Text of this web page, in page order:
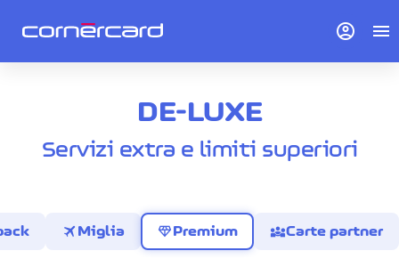
DE-LUXE
Servizi extra e limiti superiori
travel Miglia diamondPremium diversity_3Carte partner
account_circle menu